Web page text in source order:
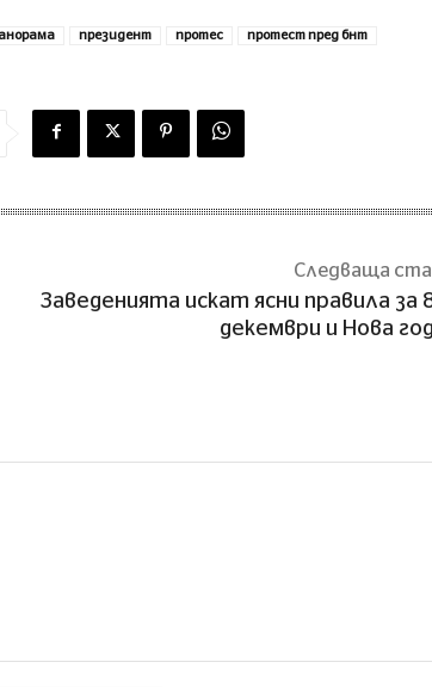
президент протес протест пред бнт
Следваща
Заведенията искат ясни правила за
декември и Нова